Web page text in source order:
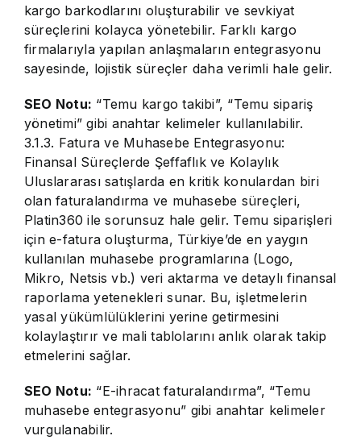
kargo barkodlarını oluşturabilir ve sevkiyat
süreçlerini kolayca yönetebilir. Farklı kargo
firmalarıyla yapılan anlaşmaların entegrasyonu
sayesinde, lojistik süreçler daha verimli hale gelir.
SEO Notu: “Temu kargo takibi”, “Temu sipariş
yönetimi” gibi anahtar kelimeler kullanılabilir.
3.1.3. Fatura ve Muhasebe Entegrasyonu:
Finansal Süreçlerde Şeffaflık ve Kolaylık
Uluslararası satışlarda en kritik konulardan biri
olan faturalandırma ve muhasebe süreçleri,
Platin360 ile sorunsuz hale gelir. Temu siparişleri
için e-fatura oluşturma, Türkiye’de en yaygın
kullanılan muhasebe programlarına (Logo,
Mikro, Netsis vb.) veri aktarma ve detaylı finansal
raporlama yetenekleri sunar. Bu, işletmelerin
yasal yükümlülüklerini yerine getirmesini
kolaylaştırır ve mali tablolarını anlık olarak takip
etmelerini sağlar.
SEO Notu: “E-ihracat faturalandırma”, “Temu
muhasebe entegrasyonu” gibi anahtar kelimeler
vurgulanabilir.